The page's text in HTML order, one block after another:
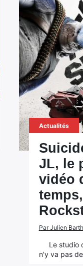
Actualités
JL, le
vidéo
Par Julien
Le studio
n'y va pas